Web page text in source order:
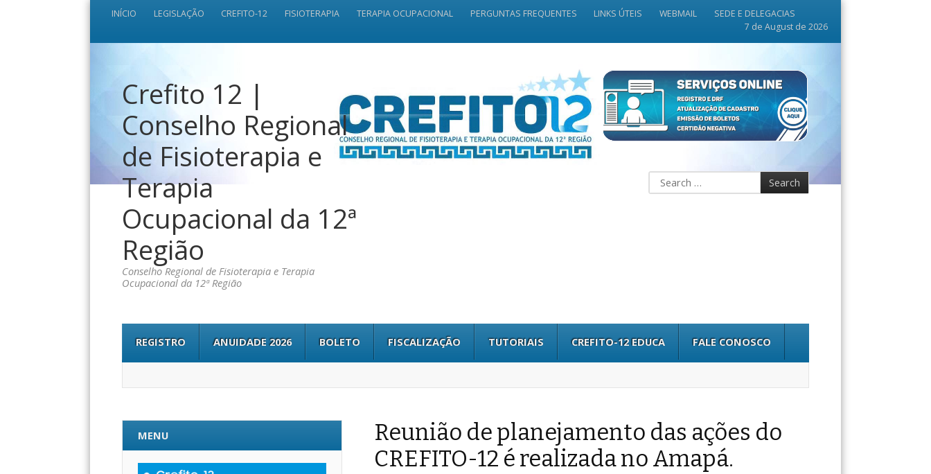
INÍCIO LEGISLAÇÃO CREFITO-12 FISIOTERAPIA TERAPIA OCUPACIONAL PERGUNTAS FREQUENTES LINKS ÚTEIS WEBMAIL
SEDE E DELEGACIAS
7 de August de 2026
Crefito 12 |
Conselho Regional
de Fisioterapia e
Terapia
Ocupacional da 12ª
Região
Conselho Regional de Fisioterapia e Terapia
Ocupacional da 12ª Região
REGISTRO ANUIDADE 2026 BOLETO FISCALIZAÇÃO TUTORIAIS CREFITO-12 EDUCA FALE CONOSCO
Reunião de planejamento das ações do
CREFITO-12 é realizada no Amapá.
MENU